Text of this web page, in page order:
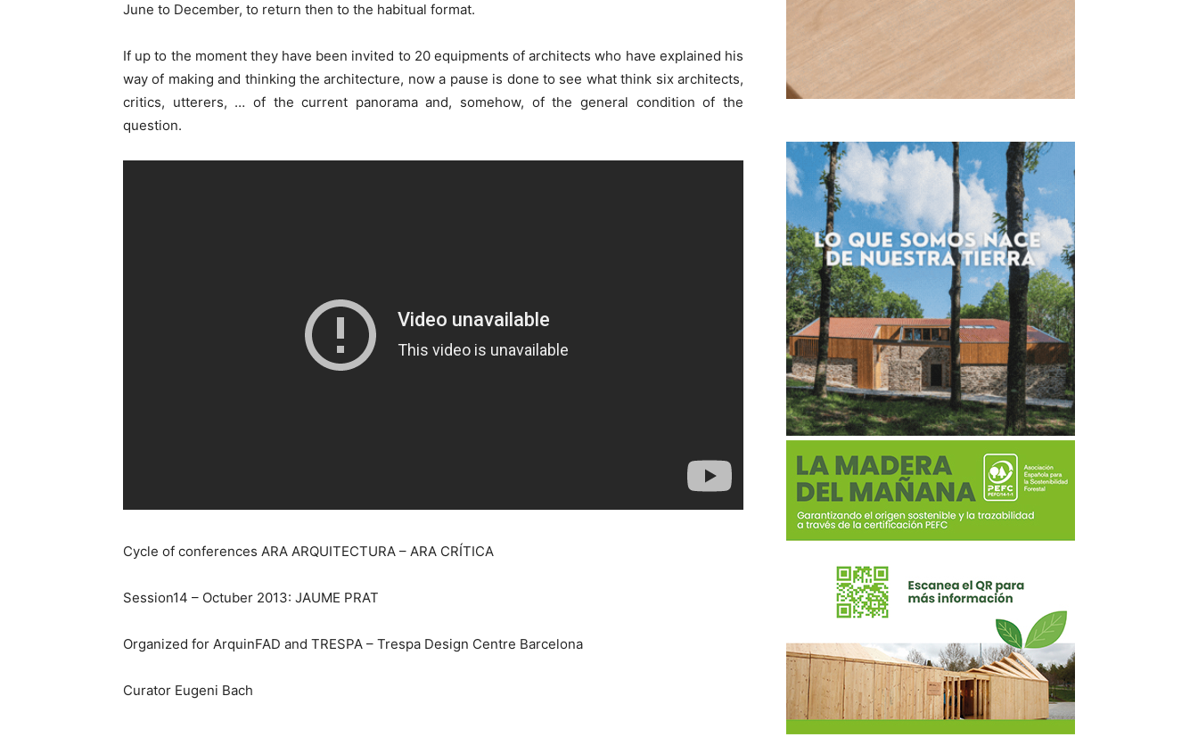
June to December, to return then to the habitual format.
If up to the moment they have been invited to 20 equipments of architects who have explained his
way of making and thinking the architecture, now a pause is done to see what think six architects,
critics, utterers, … of the current panorama and, somehow, of the general condition of the
question.
Cycle of conferences ARA ARQUITECTURA – ARA CRÍTICA
Session14 – Octuber 2013: JAUME PRAT
Organized for ArquinFAD and TRESPA – Trespa Design Centre Barcelona
Curator Eugeni Bach